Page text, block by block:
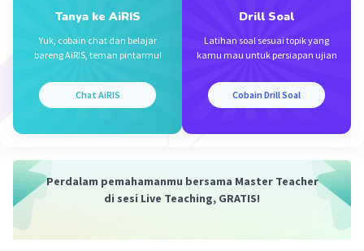
Tanya ke AiRIS
Yuk, cobain chat dan belajar
bareng AiRIS, teman pintarmu!
Chat AiRIS
Drill Soal
Latihan soal sesuai topik yang
kamu mau untuk persiapan ujian
Cobain Drill Soal
Perdalam pemahamanmu bersama Master Teacher
di sesi Live Teaching, GRATIS!